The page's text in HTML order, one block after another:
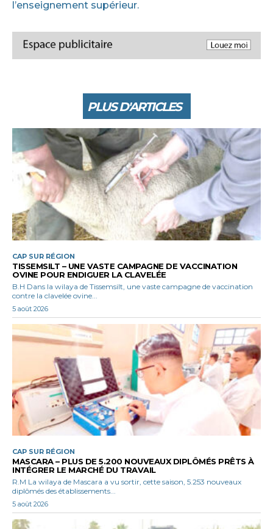
l’enseignement supérieur.
PLUS D'ARTICLES
CAP SUR RÉGION
TISSEMSILT – UNE VASTE CAMPAGNE DE VACCINATION
OVINE POUR ENDIGUER LA CLAVELÉE
B.H Dans la wilaya de Tissemsilt, une vaste campagne de vaccination
contre la clavelée ovine...
5 août 2026
CAP SUR RÉGION
MASCARA – PLUS DE 5.200 NOUVEAUX DIPLÔMÉS PRÊTS À
INTÉGRER LE MARCHÉ DU TRAVAIL
R.M La wilaya de Mascara a vu sortir, cette saison, 5.253 nouveaux
diplômés des établissements...
5 août 2026